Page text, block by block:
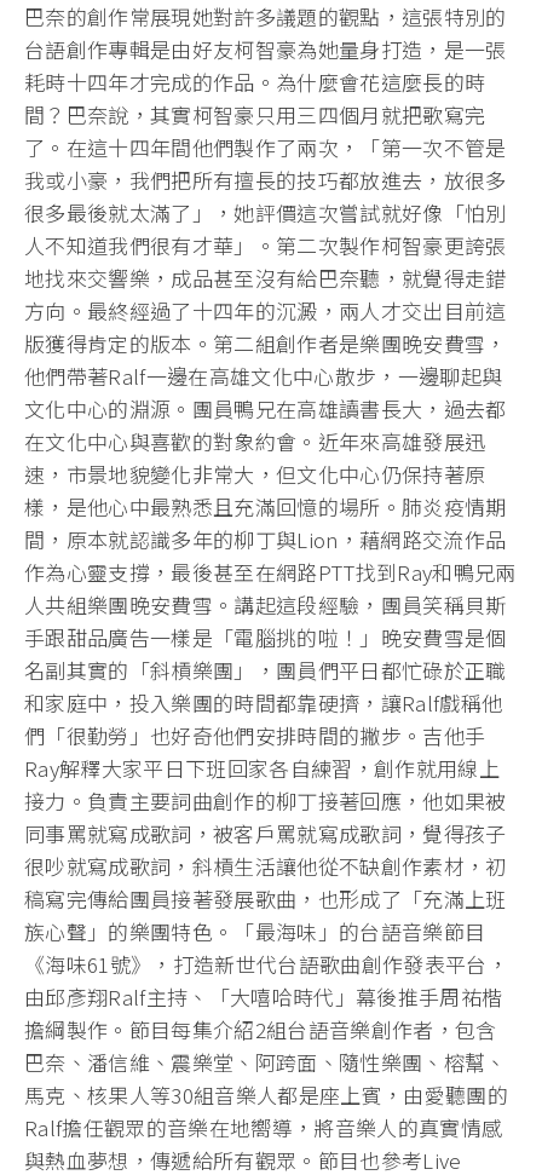
巴奈的創作常展現她對許多議題的觀點，這張特別的
台語創作專輯是由好友柯智豪為她量身打造，是一張
耗時十四年才完成的作品。為什麼會花這麼長的時
間？巴奈說，其實柯智豪只用三四個月就把歌寫完
了。在這十四年間他們製作了兩次，「第一次不管是
我或小豪，我們把所有擅長的技巧都放進去，放很多
很多最後就太滿了」，她評價這次嘗試就好像「怕別
人不知道我們很有才華」。第二次製作柯智豪更誇張
地找來交響樂，成品甚至沒有給巴奈聽，就覺得走錯
方向。最終經過了十四年的沉澱，兩人才交出目前這
版獲得肯定的版本。第二組創作者是樂團晚安費雪，
他們帶著Ralf一邊在高雄文化中心散步，一邊聊起與
文化中心的淵源。團員鴨兄在高雄讀書長大，過去都
在文化中心與喜歡的對象約會。近年來高雄發展迅
速，市景地貌變化非常大，但文化中心仍保持著原
樣，是他心中最熟悉且充滿回憶的場所。肺炎疫情期
間，原本就認識多年的柳丁與Lion，藉網路交流作品
作為心靈支撐，最後甚至在網路PTT找到Ray和鴨兄兩
人共組樂團晚安費雪。講起這段經驗，團員笑稱貝斯
手跟甜品廣告一樣是「電腦挑的啦！」晚安費雪是個
名副其實的「斜槓樂團」，團員們平日都忙碌於正職
和家庭中，投入樂團的時間都靠硬擠，讓Ralf戲稱他
們「很勤勞」也好奇他們安排時間的撇步。吉他手
Ray解釋大家平日下班回家各自練習，創作就用線上
接力。負責主要詞曲創作的柳丁接著回應，他如果被
同事罵就寫成歌詞，被客戶罵就寫成歌詞，覺得孩子
很吵就寫成歌詞，斜槓生活讓他從不缺創作素材，初
稿寫完傳給團員接著發展歌曲，也形成了「充滿上班
族心聲」的樂團特色。「最海味」的台語音樂節目
《海味61號》，打造新世代台語歌曲創作發表平台，
由邱彥翔Ralf主持、「大嘻哈時代」幕後推手周祐楷
擔綱製作。節目每集介紹2組台語音樂創作者，包含
巴奈、潘信維、震樂堂、阿跨面、隨性樂團、榕幫、
馬克、核果人等30組音樂人都是座上賓，由愛聽團的
Ralf擔任觀眾的音樂在地嚮導，將音樂人的真實情感
與熱血夢想，傳遞給所有觀眾。節目也參考Live